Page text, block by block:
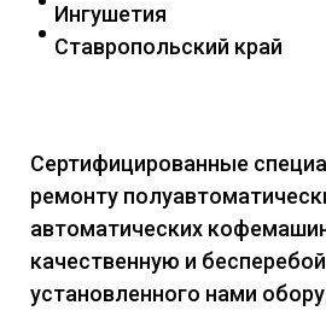
Ингушетия
Ставропольский край
Сертифицированные
ремонту
автоматических
качественную и
установленного нами